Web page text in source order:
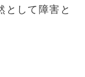
として障害と